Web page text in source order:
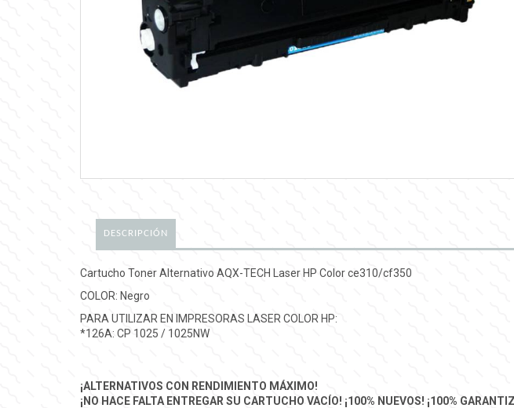
DESCRIPCIÓN
Cartucho Toner Alternativo AQX-TECH Laser HP Color ce310/cf350
COLOR: Negro
PARA UTILIZAR EN IMPRESORAS LASER COLOR HP:
*126A: CP 1025 / 1025NW
¡ALTERNATIVOS CON RENDIMIENTO MÁXIMO!
¡NO HACE FALTA ENTREGAR SU CARTUCHO VACÍO! ¡100% NUEVOS! ¡100%